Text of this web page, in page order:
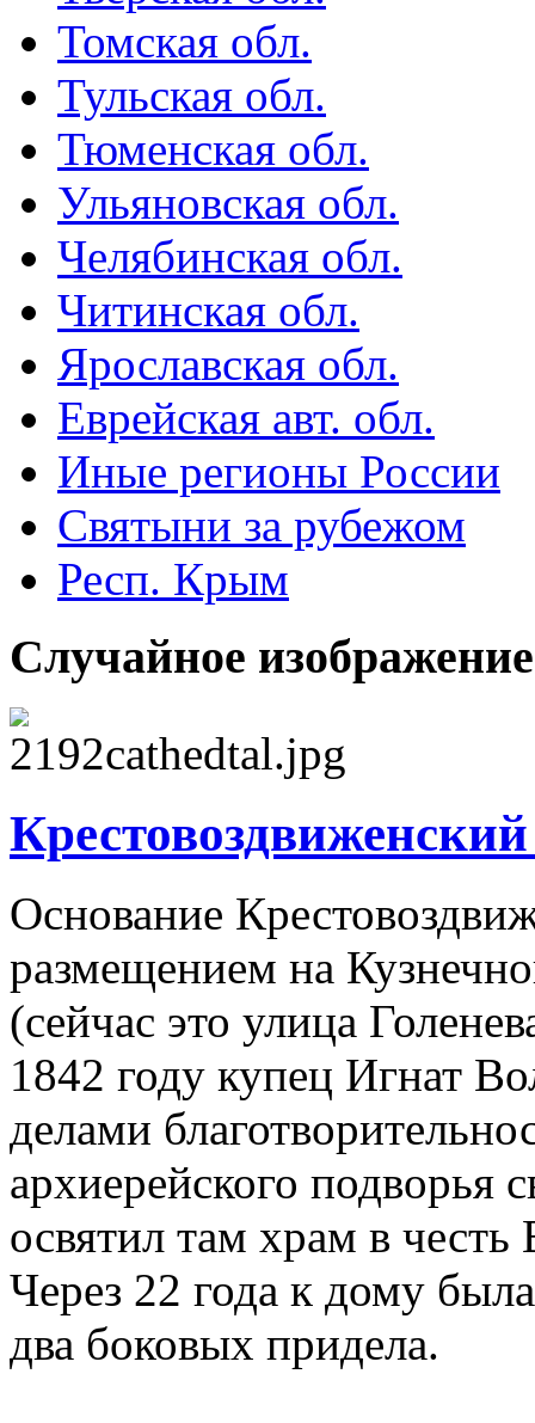
Томская обл.
Тульская обл.
Тюменская обл.
Ульяновская обл.
Челябинская обл.
Читинская обл.
Ярославская обл.
Еврейская авт. обл.
Иные регионы России
Святыни за рубежом
Респ. Крым
Случайное изображение
Основание
размещением на
(сейчас это улица
1842 году купец Игнат
делами
архиерейского
освятил там храм в
Через 22 года к дому
два боковых придела.